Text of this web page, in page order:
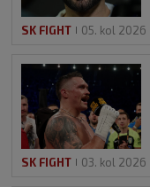
SK FIGHT 05. kol 2026
SK FIGHT 03. kol 2026